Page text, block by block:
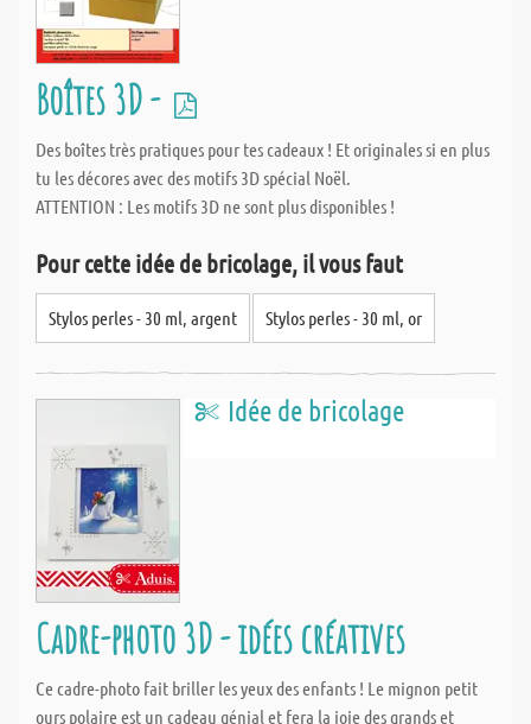
Boîtes 3D -
Des boîtes très pratiques pour tes cadeaux ! Et originales si en plus
tu les décores avec des motifs 3D spécial Noël.
ATTENTION : Les motifs 3D ne sont plus disponibles !
Pour cette idée de bricolage, il vous faut
Stylos perles - 30 ml, argent Stylos perles - 30 ml, or
Idée de bricolage
Cadre-photo 3D - idées créatives
Ce cadre-photo fait briller les yeux des enfants ! Le mignon petit
ours polaire est un cadeau génial et fera la joie des grands et